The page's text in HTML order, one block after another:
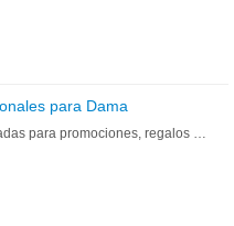
para Dama
para promociones, regalos …